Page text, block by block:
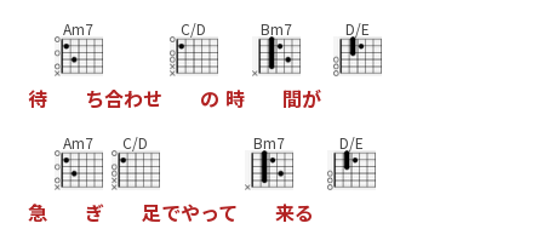
待
Am7
ち合わせ
C/D
の 時
Bm7
間が
D/E
急
Am7
ぎ
C/D
足でやって
Bm7
来る
D/E